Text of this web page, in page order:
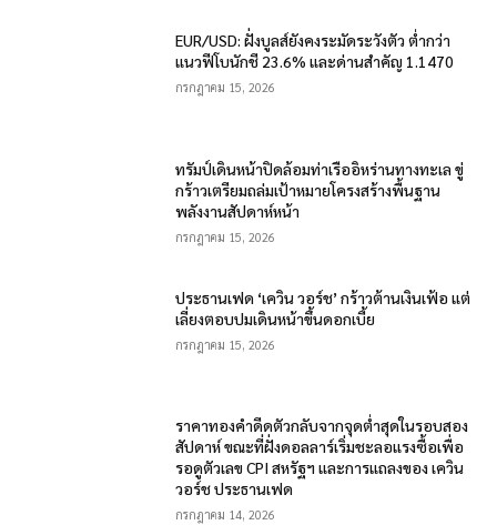
EUR/USD: ฝั่งบูลส์ยังคงระมัดระวังตัว ต่ำกว่า
แนวฟีโบนักชี 23.6% และด่านสำคัญ 1.1470
กรกฎาคม 15, 2026
ทรัมป์เดินหน้าปิดล้อมท่าเรืออิหร่านทางทะเล ขู่
กร้าวเตรียมถล่มเป้าหมายโครงสร้างพื้นฐาน
พลังงานสัปดาห์หน้า
กรกฎาคม 15, 2026
ประธานเฟด ‘เควิน วอร์ช’ กร้าวต้านเงินเฟ้อ แต่
เลี่ยงตอบปมเดินหน้าขึ้นดอกเบี้ย
กรกฎาคม 15, 2026
ราคาทองคำดีดตัวกลับจากจุดต่ำสุดในรอบสอง
สัปดาห์ ขณะที่ฝั่งดอลลาร์เริ่มชะลอแรงซื้อเพื่อ
รอดูตัวเลข CPI สหรัฐฯ และการแถลงของ เควิน
วอร์ช ประธานเฟด
กรกฎาคม 14, 2026